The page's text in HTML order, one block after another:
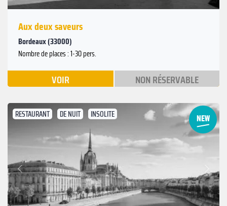
Aux deux saveurs
Bordeaux (33000)
Nombre de places : 1-30 pers.
VOIR NON RÉSERVABLE
RESTAURANT DE NUIT INSOLITE
Précédent